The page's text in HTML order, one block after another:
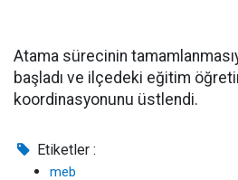
Atama sürecinin
başladı ve ilçedeki eğitim
koordinasyonunu üstlendi.
Etiketler :
meb